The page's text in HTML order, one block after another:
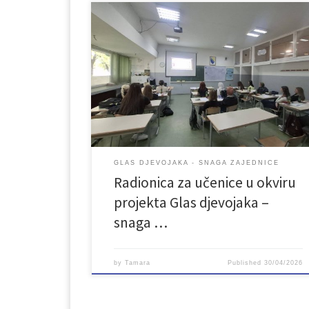
U utorak 28. aprila 2026. godine održana je prva
radionica sa djevojkama iz JU Mašinsko-saobraćajna
mješovita srednja škola Bihać u okviru projekta
djevojaka – snaga zajednice“. Radionicu smo
započele vježbom „Simboli“, kroz koju su se
djevojke predstavile na kreativan način – birajući
simbole koji govore nešto o njima, njihovim […]
GLAS DJEVOJAKA - SNAGA ZAJEDNICE
Radionica za učenice u okviru
projekta Glas djevojaka –
snaga …
by Tamara Published30/04/2026